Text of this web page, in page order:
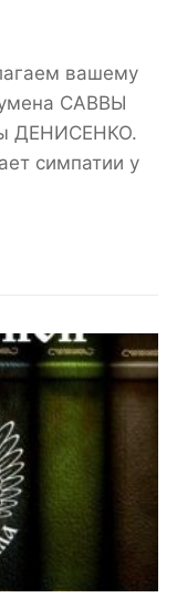
вашему
САВВЫ
ДЕНИСЕНКО.
симпатии у